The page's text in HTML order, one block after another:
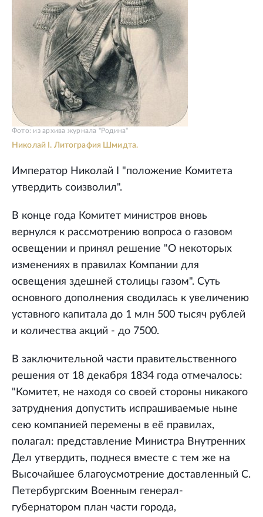
Николай I. Литография Шмидта.
Фото: из архива журнала "Родина"
Император Николай I "положение Комитета
утвердить соизволил".
В конце года Комитет министров вновь
вернулся к рассмотрению вопроса о газовом
освещении и принял решение "О некоторых
изменениях в правилах Компании для
освещения здешней столицы газом". Суть
основного дополнения сводилась к увеличению
уставного капитала до 1 млн 500 тысяч рублей
и количества акций - до 7500.
В заключительной части правительственного
решения от 18 декабря 1834 года отмечалось:
"Комитет, не находя со своей стороны никакого
затруднения допустить испрашиваемые ныне
сею компанией перемены в её правилах,
полагал: представление Министра Внутренних
Дел утвердить, поднеся вместе с тем же на
Высочайшее благоусмотрение доставленный С.
Петербургским Военным генерал-
губернатором план части города,